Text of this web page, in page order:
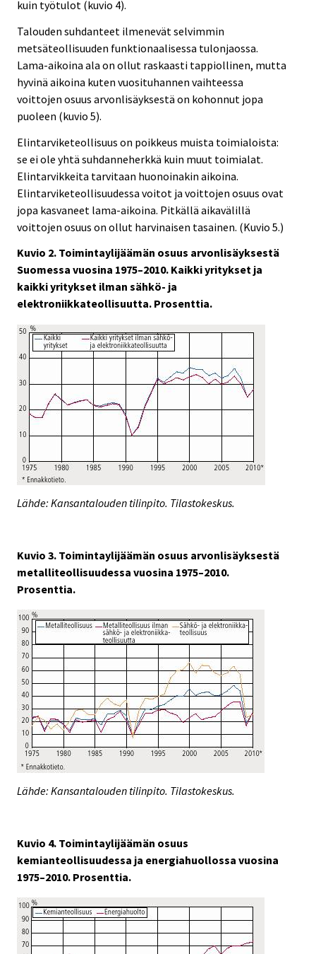
kuin työtulot (kuvio 4).
Talouden suhdanteet ilmenevät selvimmin
metsäteollisuuden funktionaalisessa tulonjaossa.
Lama-aikoina ala on ollut raskaasti tappiollinen, mutta
hyvinä aikoina kuten vuosituhannen vaihteessa
voittojen osuus arvonlisäyksestä on kohonnut jopa
puoleen (kuvio 5).
Elintarviketeollisuus on poikkeus muista toimialoista:
se ei ole yhtä suhdanneherkkä kuin muut toimialat.
Elintarvikkeita tarvitaan huonoinakin aikoina.
Elintarviketeollisuudessa voitot ja voittojen osuus ovat
jopa kasvaneet lama-aikoina. Pitkällä aikavälillä
voittojen osuus on ollut harvinaisen tasainen. (Kuvio 5.)
Kuvio 2. Toimintaylijäämän osuus arvonlisäyksestä
Suomessa vuosina 1975–2010. Kaikki yritykset ja
kaikki yritykset ilman sähkö- ja
elektroniikkateollisuutta. Prosenttia.
Lähde: Kansantalouden tilinpito. Tilastokeskus.
Kuvio 3. Toimintaylijäämän osuus arvonlisäyksestä
metalliteollisuudessa vuosina 1975–2010.
Prosenttia.
Lähde: Kansantalouden tilinpito. Tilastokeskus.
Kuvio 4. Toimintaylijäämän osuus
kemianteollisuudessa ja energiahuollossa vuosina
1975–2010. Prosenttia.